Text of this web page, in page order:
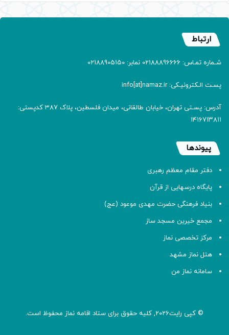
ارتباط
شـماره تمـاس: 02188896666 نمابر: 02188905150
پسـت الـکترونیـکی: info[at]namaz.ir
آدرس: پسـتی تهران، خیابان طالقانی، میدان فلسطین، پلاک 387 کدپستی:
۱۴۱۶۷۱۳۸۱۱
پیوندها
دفتر مقام معظم رهبری
پایگاه درسهایی از قرآن
بنیاد فرهنگی حضرت مهدی موعود (عج)
مجمع خیرین مسجد ساز
مرکز تخصصی نماز
هتل نماز مشهد
سامانه نماز من
© کپی رایت2026, کلیه حقوق برای ستاد اقامه نماز محفوظ است.